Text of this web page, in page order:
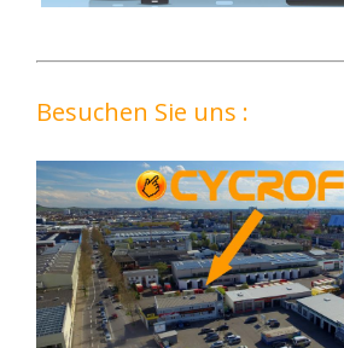
Besuchen Sie uns :